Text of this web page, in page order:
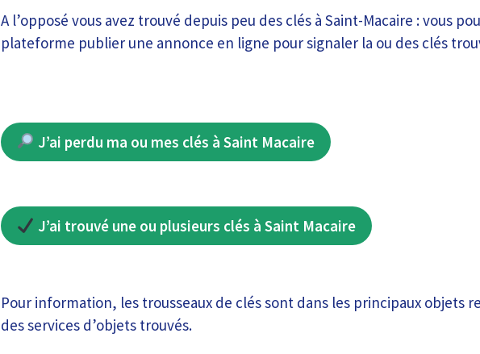
A l’opposé vous avez trouvé depuis peu des clés à Saint-Macaire : vous
plateforme publier une annonce en ligne pour signaler la ou des clés
J’ai perdu ma ou mes clés à Saint Macaire
J’ai trouvé une ou plusieurs clés à Saint Macaire
Pour information, les trousseaux de clés sont dans les principaux objets
des services d’objets trouvés.